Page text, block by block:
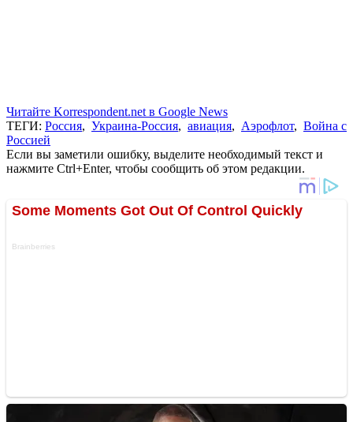
Читайте Korrespondent.net в Google News
ТЕГИ: Россия, Украина-Россия, авиация, Аэрофлот, Война с
Россией
Если вы заметили ошибку, выделите необходимый текст и
нажмите Ctrl+Enter, чтобы сообщить об этом редакции.